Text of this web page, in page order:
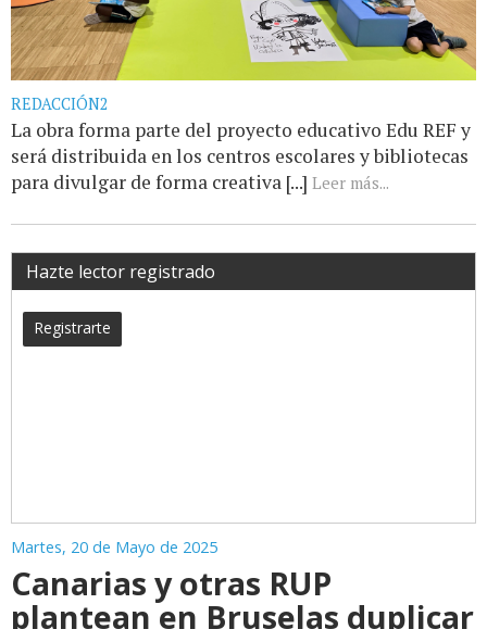
REDACCIÓN2
La obra forma parte del proyecto educativo Edu REF y
será distribuida en los centros escolares y bibliotecas
para divulgar de forma creativa [...] Leer más...
Hazte lector registrado
Registrarte
Martes, 20 de Mayo de 2025
Canarias y otras RUP
plantean en Bruselas duplicar